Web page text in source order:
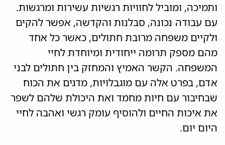
ותמיכה, ומוביל לחוויות רגשיות עשירות ומרגשות.
עם עבודה נכונה, סבלנות והקדשה, אפשר להקים
ולקיים משפחה מרובת חתולים, כאשר כל אחד
מהם מספק תרומה ייחודית ומיוחדת לחיי
המשפחה. הקשר האמיץ והמחזק בין חתולים לבני
אדם, בפרט אלה עם מוגבלויות, מדגים את הכוח
שבחיבור עם חיות מחמד ואת היכולת שלהם לשפר
את איכות החיים ולהוסיף עומק רגשי ואהבה לחיי
היום יום.